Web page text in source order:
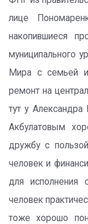
лице
накопившиеся
муниципального
Мира с семьей
ремонт на
тут у
Акбулатовым
дружбу с
человек и
для исполнения
человек
тоже хорошо